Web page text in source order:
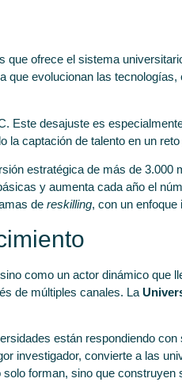
ofrece el sistema
que evolucionan las
desajuste es
la captación de talento en un reto
estratégica de más de
y aumenta cada año el
de reskilling, con un
como un actor dinámico que
de múltiples canales. La
están respondiendo
investigador, convierte a las
forman, sino que